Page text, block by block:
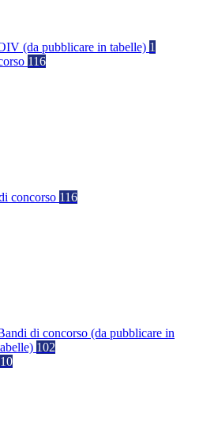
(da pubblicare in tabelle) 1
116
concorso 116
di concorso (da pubblicare in
102
10